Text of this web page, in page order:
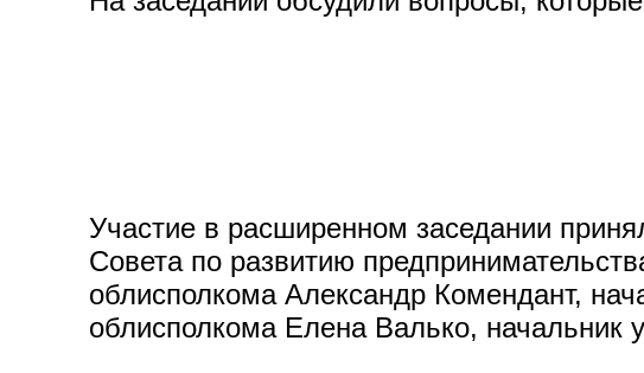
Участие в расширенном заседании
Совета по развитию
облисполкома Александр Комендант,
облисполкома Елена Валько, начальник